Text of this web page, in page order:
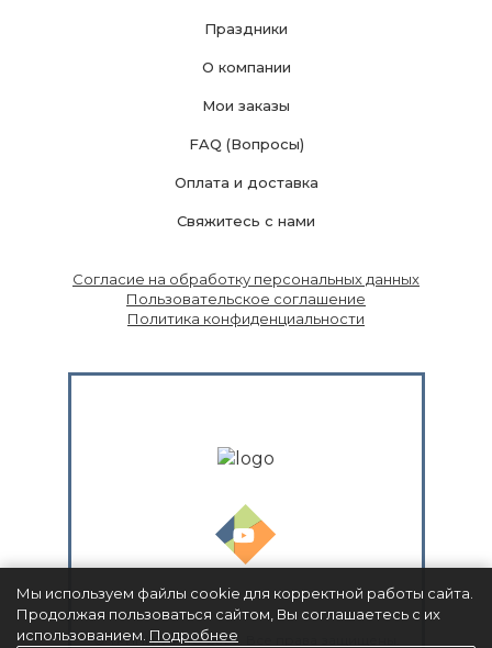
© ТРИНИТАРИО 2026. Все права защищены.
Праздники
О компании
Мои заказы
FAQ (Вопросы)
Оплата и доставка
Свяжитесь с нами
Согласие на обработку персональных данных
Пользовательское соглашение
Политика конфиденциальности
Мы используем файлы cookie для корректной работы сайта.
Продолжая пользоваться сайтом, Вы соглашаетесь с их
использованием. Подробнее